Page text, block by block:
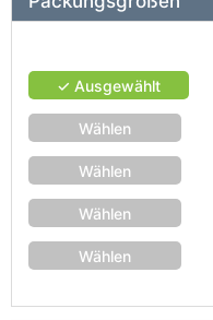
✓ Ausgewählt
Wählen
Wählen
Wählen
Wählen